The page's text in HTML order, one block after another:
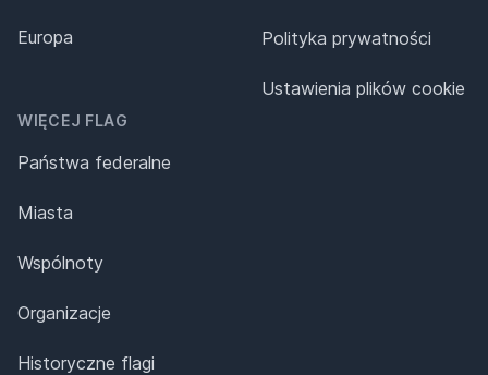
Europa
WIĘCEJ FLAG
Państwa federalne
Miasta
Wspólnoty
Organizacje
Historyczne flagi
Polityka prywatności
Ustawienia plików cookie